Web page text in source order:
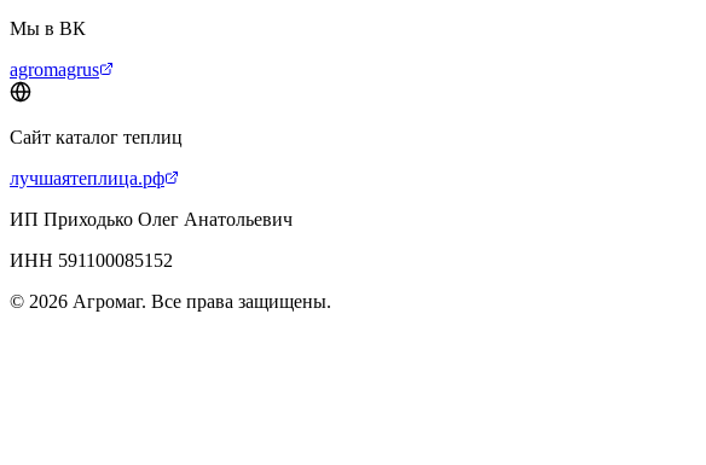
Мы в ВК
agromagrus
Сайт каталог теплиц
лучшаятеплица.рф
ИП Приходько Олег Анатольевич
ИНН 591100085152
© 2026 Агромаг. Все права защищены.